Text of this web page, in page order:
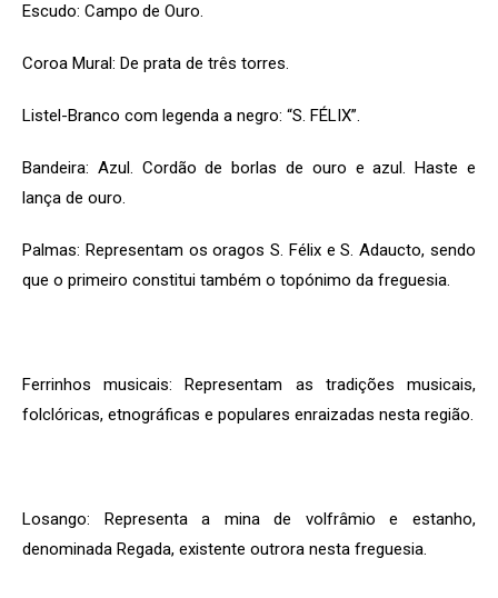
Escudo: Campo de Ouro.
Coroa Mural: De prata de três torres.
Listel-Branco com legenda a negro: “S. FÉLIX”.
Bandeira: Azul. Cordão de borlas de ouro e azul. Haste e
lança de ouro.
Palmas: Representam os oragos S. Félix e S. Adaucto, sendo
que o primeiro constitui também o topónimo da freguesia.
Ferrinhos musicais: Representam as tradições musicais,
folclóricas, etnográficas e populares enraizadas nesta região.
Losango: Representa a mina de volfrâmio e estanho,
denominada Regada, existente outrora nesta freguesia.